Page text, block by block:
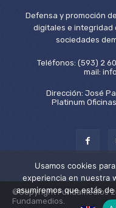
Defensa y promoción
digitales e integridad
sociedades
Teléfonos: (593) 2
mail:
Dirección: José
Platinum
©Copyright Fundamedios
Fundamedios.
Usamos cookies
experiencia en nuestra
asumiremos que estás